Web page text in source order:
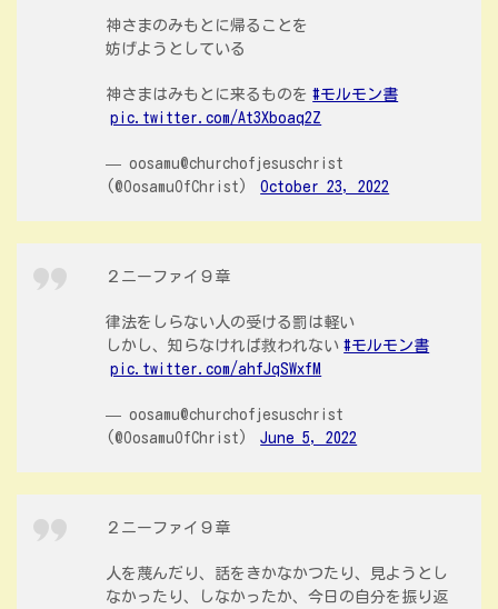
神さまのみもとに帰ることを
妨げようとしている
神さまはみもとに来るものを #モルモン書
pic.twitter.com/At3Xboaq2Z
— oosamu@churchofjesuschrist
(@OosamuOfChrist)
October 23, 2022
２ニーファイ９章
律法をしらない人の受ける罰は軽い
しかし、知らなければ救われない #モルモン書
pic.twitter.com/ahfJqSWxfM
— oosamu@churchofjesuschrist
(@OosamuOfChrist)
June 5, 2022
２ニーファイ９章
人を蔑んだり、話をきかなかつたり、見ようとし
なかったり、しなかったか、今日の自分を振り返